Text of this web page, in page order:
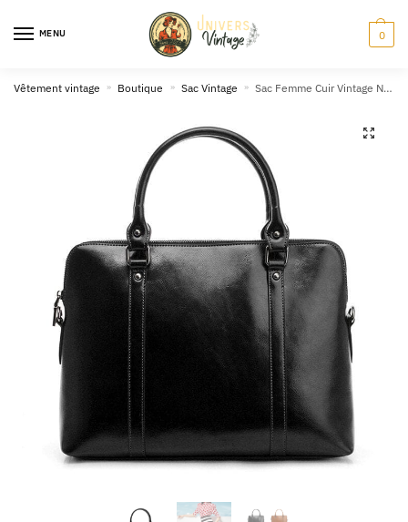
MENU 0
Vêtement vintage » Boutique » Sac Vintage » Sac Femme Cuir Vintage Noir
🔍